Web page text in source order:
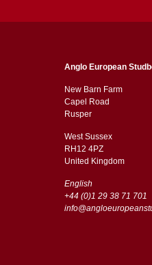
Anglo European
New Barn Farm
Capel Road
​​Rusper
West Sussex
RH12 4PZ
​​United Kingdom
English
+44 (0)1 29 38 71 701